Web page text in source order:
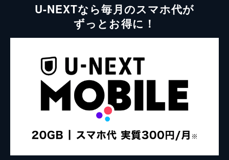
U-NEXTなら毎月のスマホ代が
ずっとお得に！